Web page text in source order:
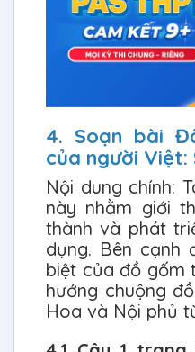
4. Soạn bài
của người Việt:
Nội dung chính:
này nhằm giới
thành và phát
dụng. Bên cạnh
biệt của đồ gốm
hướng chuộng
Hoa và Nội phủ